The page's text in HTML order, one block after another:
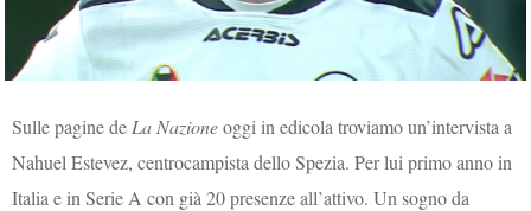
Sulle pagine de La Nazioneoggi in edicola troviamo un’intervista a
Nahuel Estevez, centrocampista dello Spezia. Per lui primo anno in
Italia e in Serie A con già 20 presenze all’attivo. Un sogno da